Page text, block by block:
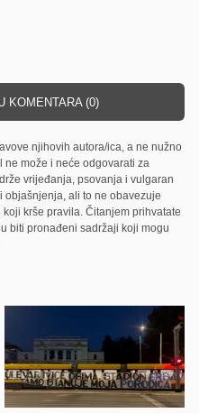
KOMENTARA (0)
njihovih autora/ica, a ne nužno
ne može i neće odgovarati za
vrijeđanja, psovanja i vulgaran
ali to ne obavezuje
krše pravila. Čitanjem prihvatate
biti pronađeni sadržaji koji mogu